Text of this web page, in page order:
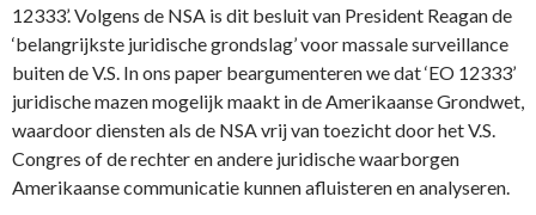
12333’. Volgens de NSA is dit besluit van President Reagan de
‘belangrijkste juridische grondslag’ voor massale surveillance
buiten de V.S. In ons paper beargumenteren we dat ‘EO 12333’
juridische mazen mogelijk maakt in de Amerikaanse Grondwet,
waardoor diensten als de NSA vrij van toezicht door het V.S.
Congres of de rechter en andere juridische waarborgen
Amerikaanse communicatie kunnen afluisteren en analyseren.